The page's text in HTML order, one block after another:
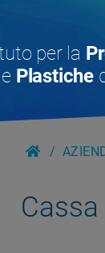
per la
Plastiche